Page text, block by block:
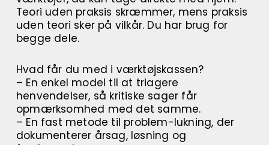
Teori uden praksis skræmmer, mens praksis
uden teori sker på vilkår. Du har brug for
begge dele.
Hvad får du med i værktøjskassen?
– En enkel model til at triagere
henvendelser, så kritiske sager får
opmærksomhed med det samme.
– En fast metode til problem-lukning, der
dokumenterer årsag, løsning og